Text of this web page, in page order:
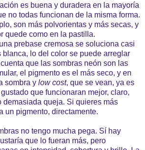
es buena y duradera en la mayoría
no todas funcionan de la misma forma.
son más polvorientas y más secas, y
quede como en la pastilla.
prebase cremosa se soluciona casi
blanca, lo del color se puede arreglar
que las sombras neón son las
el pigmento es el más seco, y en
sombra y low cost, que se vean, ya es
que funcionaran mejor, claro,
demasiada queja. Si quieres más
un pigmento, directamente.
no tengo mucha pega. Sí hay
que lo fueran más, pero